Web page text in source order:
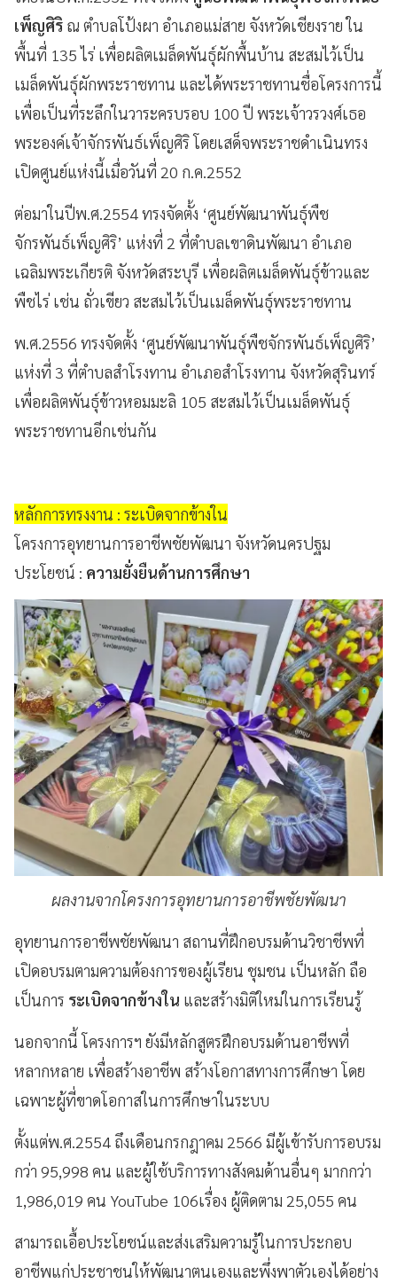
เพ็ญศิริ ณ ตำบลโป้งผา อำเภอแม่สาย จังหวัดเชียงราย ใน
พื้นที่ 135 ไร่ เพื่อผลิตเมล็ดพันธุ์ผักพื้นบ้าน สะสมไว้เป็น
เมล็ดพันธุ์ผักพระราชทาน และได้พระราชทานชื่อโครงการนี้
เพื่อเป็นที่ระลึกในวาระครบรอบ 100 ปี พระเจ้าวรวงศ์เธอ
พระองค์เจ้าจักรพันธ์เพ็ญศิริ โดยเสด็จพระราชดำเนินทรง
เปิดศูนย์แห่งนี้เมื่อวันที่ 20 ก.ค.2552
ต่อมาในปีพ.ศ.2554 ทรงจัดตั้ง ‘ศูนย์พัฒนาพันธุ์พืช
จักรพันธ์เพ็ญศิริ’ แห่งที่ 2 ที่ตำบลเขาดินพัฒนา อำเภอ
เฉลิมพระเกียรติ จังหวัดสระบุรี เพื่อผลิตเมล็ดพันธุ์ข้าวและ
พืชไร่ เช่น ถั่วเขียว สะสมไว้เป็นเมล็ดพันธุ์พระราชทาน
พ.ศ.2556 ทรงจัดตั้ง ‘ศูนย์พัฒนาพันธุ์พืชจักรพันธ์เพ็ญศิริ’
แห่งที่ 3 ที่ตำบลสำโรงทาน อำเภอสำโรงทาน จังหวัดสุรินทร์
เพื่อผลิตพันธุ์ข้าวหอมมะลิ 105 สะสมไว้เป็นเมล็ดพันธุ์
พระราชทานอีกเช่นกัน
หลักการทรงงาน : ระเบิดจากข้างใน
โครงการอุทยานการอาชีพชัยพัฒนา จังหวัดนครปฐม
ประโยชน์ : ความยั่งยืนด้านการศึกษา
ผลงานจากโครงการอุทยานการอาชีพชัยพัฒนา
อุทยานการอาชีพชัยพัฒนา สถานที่ฝึกอบรมด้านวิชาชีพที่
เปิดอบรมตามความต้องการของผู้เรียน ชุมชน เป็นหลัก ถือ
เป็นการ ระเบิดจากข้างใน และสร้างมิติใหม่ในการเรียนรู้
นอกจากนี้ โครงการฯ ยังมีหลักสูตรฝึกอบรมด้านอาชีพที่
หลากหลาย เพื่อสร้างอาชีพ สร้างโอกาสทางการศึกษา โดย
เฉพาะผู้ที่ขาดโอกาสในการศึกษาในระบบ
ตั้งแต่พ.ศ.2554 ถึงเดือนกรกฎาคม 2566 มีผู้เข้ารับการอบรม
กว่า 95,998 คน และผู้ใช้บริการทางสังคมด้านอื่นๆ มากกว่า
1,986,019 คน YouTube 106เรื่อง ผู้ติดตาม 25,055 คน
สามารถเอื้อประโยชน์และส่งเสริมความรู้ในการประกอบ
อาชีพแก่ประชาชนให้พัฒนาตนเองและพึ่งพาตัวเองได้อย่าง